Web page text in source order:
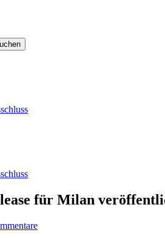
für Milan